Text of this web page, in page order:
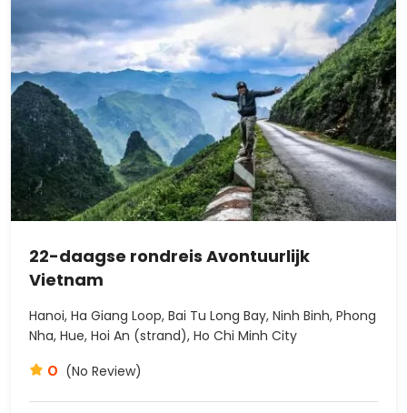
22-daagse rondreis Avontuurlijk
Vietnam
Hanoi, Ha Giang Loop, Bai Tu Long Bay, Ninh Binh, Phong
Nha, Hue, Hoi An (strand), Ho Chi Minh City
0 (No Review)